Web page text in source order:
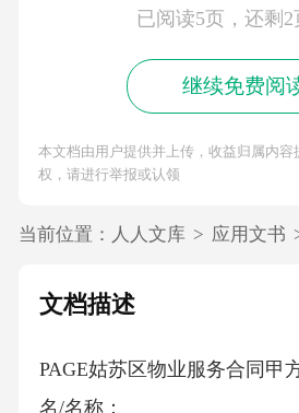
已阅读5页，还剩2
继续免费阅
本文档由用户提供并上传，收益归属内容
权，请进行举报或认领
当前位置： 人人文库 > 应用文书
文档描述
PAGE姑苏区物业服务合同甲
名/名称：